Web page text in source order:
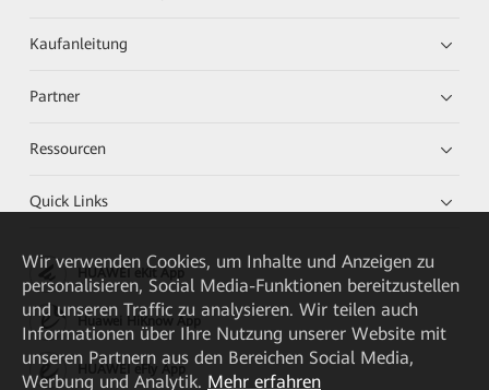
Kaufanleitung
Partner
Ressourcen
Quick Links
HUAWEI eKit App
Huawei HiKnow App
HUAWEI eFly App
Wir verwenden Cookies, um Inhalte und Anzeigen zu
personalisieren, Social Media-Funktionen bereitzustellen
und unseren Traffic zu analysieren. Wir teilen auch
Informationen über Ihre Nutzung unserer Website mit
unseren Partnern aus den Bereichen Social Media,
Werbung und Analytik. Mehr erfahren